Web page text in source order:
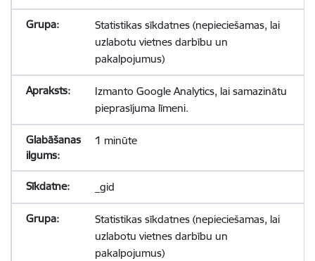
Statistikas sīkdatnes (nepieciešamas, lai
uzlabotu vietnes darbību un
pakalpojumus)
Izmanto Google Analytics, lai samazinātu
pieprasījuma līmeni.
1 minūte
_gid
Statistikas sīkdatnes (nepieciešamas, lai
uzlabotu vietnes darbību un
pakalpojumus)